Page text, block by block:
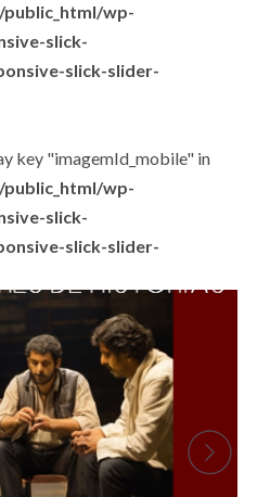
wp-
slick-
slick-slider-
key "imagemId_mobile" in
wp-
slick-
slick-slider-
.